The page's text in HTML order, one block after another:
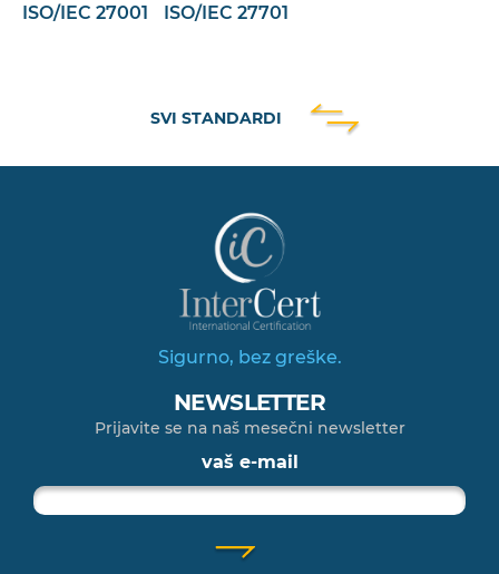
ISO/IEC 27001 ISO/IEC 27701
SVI STANDARDI
Sigurno, bez greške.
NEWSLETTER
Prijavite se na naš mesečni newsletter
vaš e-mail